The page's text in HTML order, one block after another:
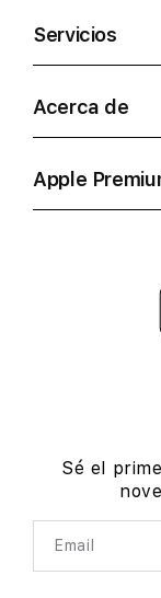
Servicios
Acerca de
Apple
Sé el
Email